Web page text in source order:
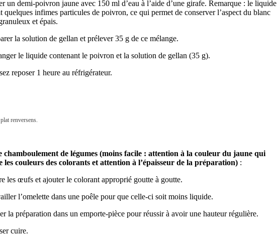
un demi-poivron jaune avec 150 ml d’eau à l’aide d’une girafe. Remarque : le liquide
quelques infimes particules de poivron, ce qui permet de conserver l’aspect du blanc
et épais.
la solution de gellan et prélever 35 g de ce mélange.
le liquide contenant le poivron et la solution de gellan (35 g).
reposer 1 heure au réfrigérateur.
renversens.
chamboulement de légumes (moins facile : attention à la couleur du jaune qui
les couleurs des colorants et attention à l’épaisseur de la préparation) :
les œufs et ajouter le colorant approprié goutte à goutte.
l’omelette dans une poêle pour que celle-ci soit moins liquide.
la préparation dans un emporte-pièce pour réussir à avoir une hauteur régulière.
cuire.